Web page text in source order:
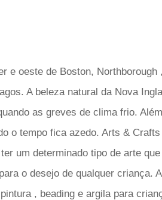
e oeste de Boston,
A beleza natural da Nova
as greves de clima frio.
o tempo fica azedo. Arts &
um determinado tipo de arte
o desejo de qualquer criança.
, beading e argila para